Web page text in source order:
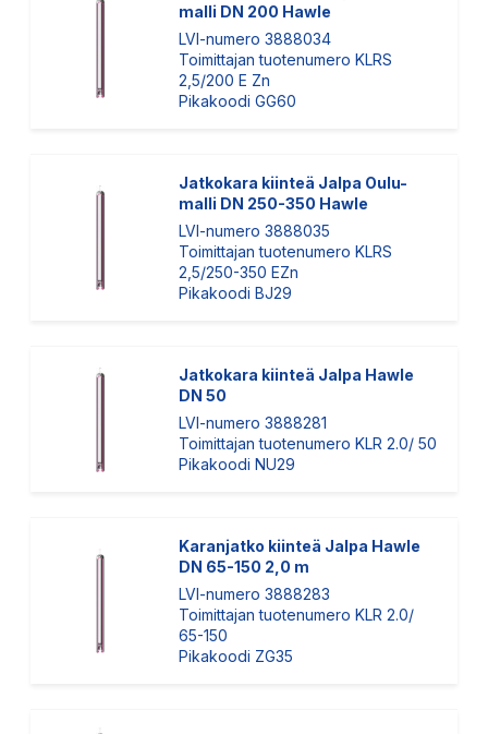
malli DN 200 Hawle
LVI-numero 3888034
Toimittajan tuotenumero KLRS
2,5/200 E Zn
Pikakoodi GG60
Jatkokara kiinteä Jalpa Oulu-
malli DN 250-350 Hawle
LVI-numero 3888035
Toimittajan tuotenumero KLRS
2,5/250-350 EZn
Pikakoodi BJ29
Jatkokara kiinteä Jalpa Hawle
DN 50
LVI-numero 3888281
Toimittajan tuotenumero KLR 2.0/ 50
Pikakoodi NU29
Karanjatko kiinteä Jalpa Hawle
DN 65-150 2,0 m
LVI-numero 3888283
Toimittajan tuotenumero KLR 2.0/
65-150
Pikakoodi ZG35